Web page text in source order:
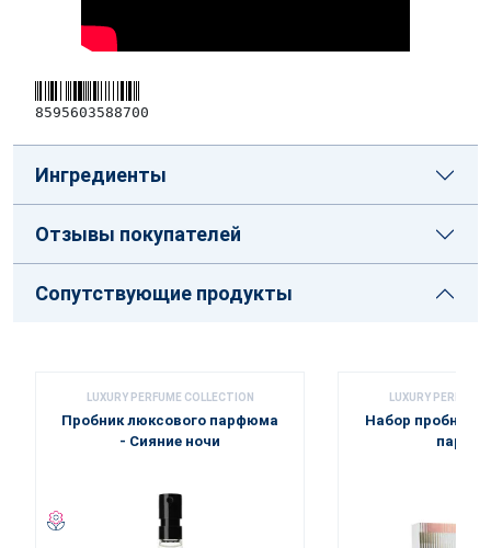
8595603588700
Ингредиенты
Отзывы покупателей
Сопутствующие продукты
LUXURY PERFUME COLLECTION
Пробник люксового парфюма
- Сияние ночи
LUXURY
Набор